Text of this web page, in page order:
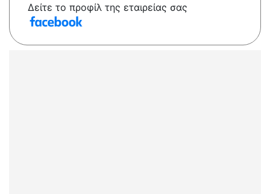
Δείτε το προφίλ της εταιρείας σας